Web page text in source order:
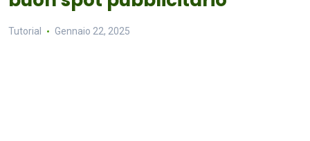
Tutorial Gennaio 22, 2025